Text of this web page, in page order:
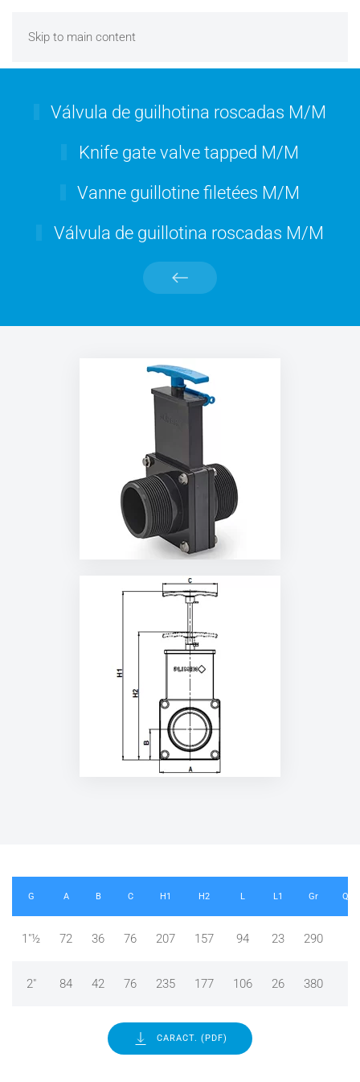
Skip to main content
Válvula de guilhotina roscadas M/M
Knife gate valve tapped M/M
Vanne guillotine filetées M/M
Válvula de guillotina roscadas M/M
G A B C H1 H2 L L1 Gr
1"½ 72 36 76 207 157 94 23 290
2" 84 42 76 235 177 106 26 380
CARACT. (PDF)